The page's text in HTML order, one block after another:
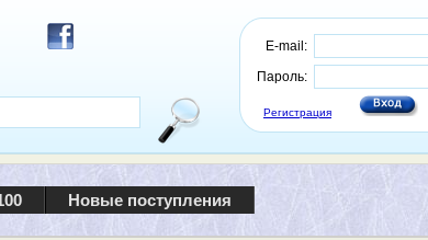
E-mail:
Пароль:
Регистрация
Новые поступления